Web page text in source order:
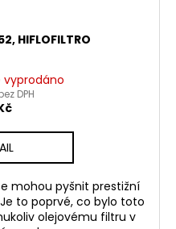
HIFLOFILTRO
DPH
mohou pyšnit prestižní
to poprvé, co bylo toto
olejovému filtru v